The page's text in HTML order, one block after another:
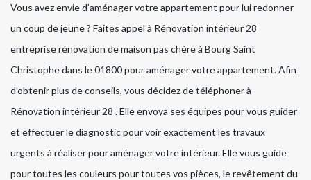
Vous avez envie d’aménager votre appartement pour lui redonner
un coup de jeune ? Faites appel à Rénovation intérieur 28
entreprise rénovation de maison pas chère à Bourg Saint
Christophe dans le 01800 pour aménager votre appartement. Afin
d’obtenir plus de conseils, vous décidez de téléphoner à
Rénovation intérieur 28 . Elle envoya ses équipes pour vous guider
et effectuer le diagnostic pour voir exactement les travaux
urgents à réaliser pour aménager votre intérieur. Elle vous guide
pour toutes les couleurs pour toutes vos pièces, le revêtement du